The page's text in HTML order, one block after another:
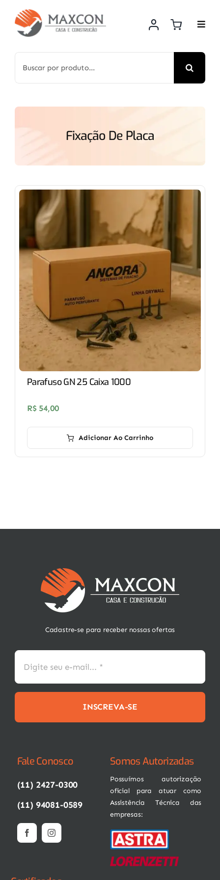
content
for:
Fixação De Placa
Parafuso GN 25 Caixa 1000
R$ 54,00
Adicionar Ao Carrinho
Cadastre-se para receber nossas ofertas
INSCREVA-SE
Fale Conosco
(11) 2427-0300
(11) 94081-0589
Somos Autorizadas
Possuímos autorização
oficial para atuar como
Assistência Técnica das
empresas: